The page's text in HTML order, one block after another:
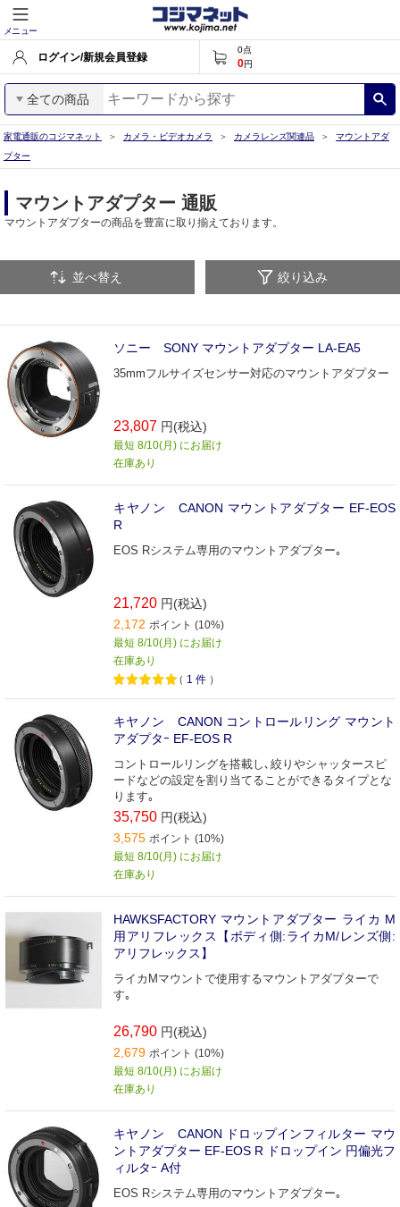
メニュー
ログイン/新規会員登録
0点
0円
全ての商品
家電通販のコジマネット カメラ・ビデオカメラ カメラレンズ関連品
マウントアダ
プター
マウントアダプター 通販
マウントアダプターの商品を豊富に取り揃えております。
並べ替え 絞り込み
ソニー SONY マウントアダプター LA-EA5
35mmフルサイズセンサー対応のマウントアダプター
23,807 円(税込)
最短 8/10(月) にお届け
在庫あり
キヤノン CANON マウントアダプター EF-EOS
R
EOS Rシステム専用のマウントアダプター｡
21,720 円(税込)
2,172 ポイント (10%)
最短 8/10(月) にお届け
在庫あり
（ 1 件 ）
キヤノン CANON コントロールリング マウント
アダプタｰ EF-EOS R
コントロールリングを搭載し､絞りやシャッタースピ
ードなどの設定を割り当てることができるタイプとな
ります｡
35,750 円(税込)
3,575 ポイント (10%)
最短 8/10(月) にお届け
在庫あり
HAWKSFACTORY マウントアダプター ライカ M
用アリフレックス【ボディ側:ライカM/レンズ側:
アリフレックス】
ライカMマウントで使用するマウントアダプターで
す｡
26,790 円(税込)
2,679 ポイント (10%)
最短 8/10(月) にお届け
在庫あり
キヤノン CANON ドロップインフィルター マウ
ントアダプター EF-EOS R ドロップイン 円偏光フ
ィルタｰ A付
EOS Rシステム専用のマウントアダプター｡